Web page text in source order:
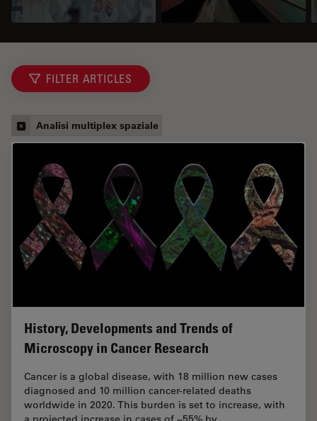
FILTER ARTICLES
Analisi multiplex spaziale
History, Developments and Trends of
Microscopy in Cancer Research
Cancer is a global disease, with 18 million new cases
diagnosed and 10 million cancer-related deaths
worldwide in 2020. This burden is set to increase, with